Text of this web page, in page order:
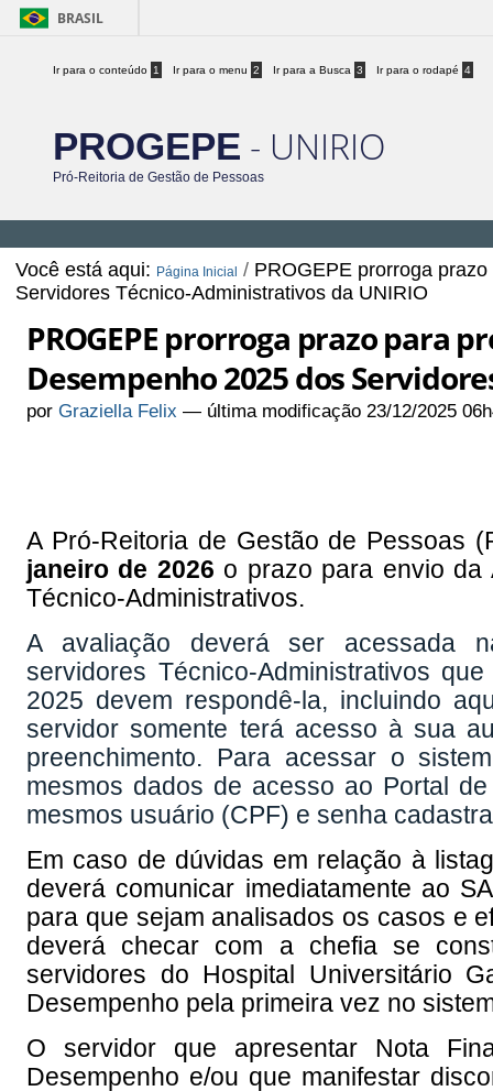
BRASIL
Ir para o conteúdo 1 Ir para o menu 2 Ir para a Busca 3 Ir para o rodapé 4
PROGEPE - UNIRIO
Pró-Reitoria de Gestão de Pessoas
Você está aqui: Página Inicial / PROGEPE prorroga
Servidores Técnico-Administrativos da UNIRIO
PROGEPE prorroga prazo para
Desempenho 2025 dos
porGraziella Felix — última modificação 23/12/2025
A Pró-Reitoria de Gestão de Pessoas
janeiro de 2026 o prazo para envio da
Técnico-Administrativos.
A avaliação deverá ser acessada
servidores Técnico-Administrativos
2025 devem respondê-la, incluindo
servidor somente terá acesso à sua
preenchimento. Para acessar o
mesmos dados de acesso ao Portal
mesmos usuário (CPF) e senha
Em caso de dúvidas em relação à
deverá comunicar imediatamente ao
para que sejam analisados os casos e
deverá checar com a chefia se
servidores do Hospital Universitário
Desempenho pela primeira vez no
O servidor que apresentar Nota
Desempenho e/ou que manifestar